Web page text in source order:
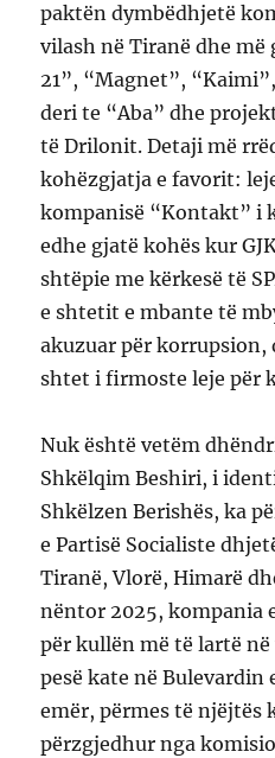
paktën dymbëdhjetë
vilash në Tiranë dhe më
21”, “Magnet”,
deri te “Aba” dhe
të Drilonit. Detaji më
kohëzgjatja e favorit:
kompanisë “Kontakt” i
edhe gjatë kohës kur
shtëpie me kërkesë të
e shtetit e mbante të
akuzuar për
shtet i firmoste leje për
Nuk është vetëm
Shkëlqim Beshiri, i
Shkëlzen Berishës, ka
e Partisë Socialiste
Tiranë, Vlorë, Himarë
nëntor 2025, kompania
për kullën më të lartë
pesë kate në Bulevardin
emër, përmes të njëjtës
përzgjedhur nga